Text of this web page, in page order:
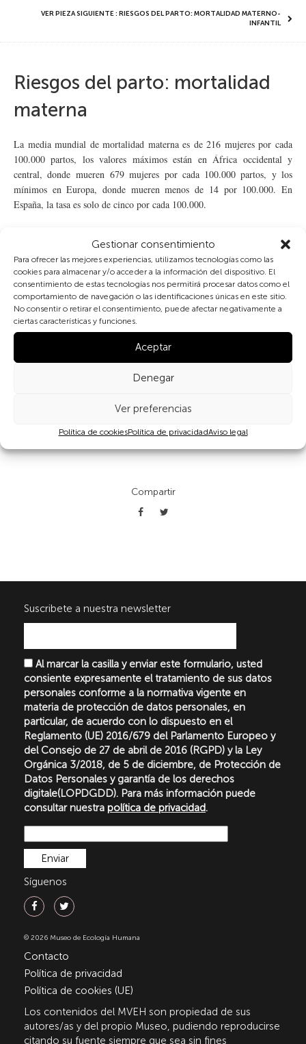
Gestionar consentimiento
Para ofrecer las mejores experiencias, utilizamos tecnologías como las
cookies para almacenar y/o acceder a la información del dispositivo. El
consentimiento de estas tecnologías nos permitirá procesar datos como el
comportamiento de navegación o las identificaciones únicas en este sitio.
No consentir o retirar el consentimiento, puede afectar negativamente a
ciertas características y funciones.
Aceptar
Denegar
Ver preferencias
Política de cookiesPolítica de privacidadAviso legal
VER PIEZA SIGUIENTE : RIESGOS DEL PARTO: MORTALIDAD MATERNO-
INFANTIL
Riesgos del parto: mortalidad
materna
La media mundial de mortalidad materna es de 216 mujeres por cada
100.000 partos, los valores máximos están en África occidental y
central, donde mueren 679 mujeres por cada 100.000 partos, y los
mínimos en Europa, donde mueren menos de 14 por 100.000. En
España, la tasa es solo de cinco por cada 100.000.
hemorragias, infecciones, abortos peligrosos, eclampsia y parto
obstruido. Pero muchas muertes podrían prevenirse modificando las
situaciones discriminatorias de género y de pobreza, como las que
imponen las relaciones sexuales sin barreras, que aumentan el riesgo de
SIDA y otras enfermedades de transmisión sexual; los matrimonios y
maternidades adolescentes, que aumentan la morbimortalidad materna;
o las diferentes limitaciones nutricionales, que, por ejemplo, determinan
retraso en el desarrollo y pequeña talla adulta, o aumentan el riesgo de
Compartir
Suscribete a nuestra newsletter
Al marcar la casilla y enviar este formulario, usted
consiente expresamente el tratamiento de sus datos
personales conforme a la normativa vigente en
materia de protección de datos personales, en
particular, de acuerdo con lo dispuesto en el
Reglamento (UE) 2016/679 del Parlamento Europeo y
del Consejo de 27 de abril de 2016 (RGPD) y la Ley
Orgánica 3/2018, de 5 de diciembre, de Protección de
Datos Personales y garantía de los derechos
digitale(LOPDGDD). Para más información puede
consultar nuestra política de privacidad.
Síguenos
© 2026 Museo de Ecología Humana
Contacto
Política de privacidad
Política de cookies (UE)
Los contenidos del MVEH son propiedad de sus
autores/as y del propio Museo, pudiendo reproducirse
citando su fuente siempre que sea sin fines